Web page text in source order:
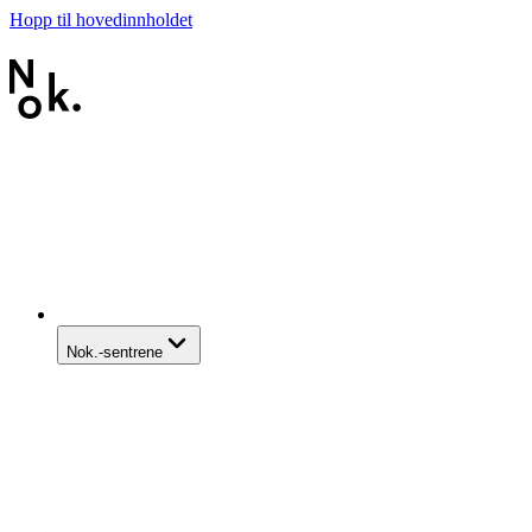
Hopp til hovedinnholdet
Nok.-sentrene